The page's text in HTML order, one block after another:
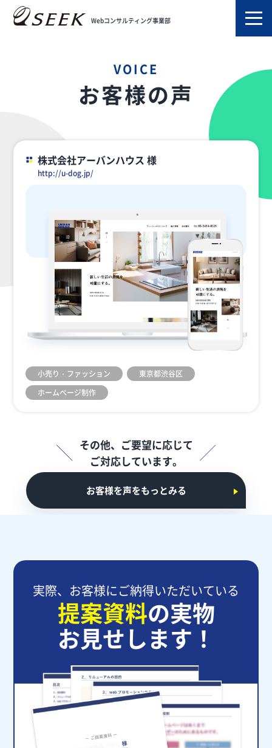
Webコンサルティング事業部
TOP
VOICE
お客様の声
株式会社アーバンハウス 様
http://u-dog.jp/
小売り・ファッション
東京都渋谷区
ホームぺージ制作
その他、ご要望に応じて
ご対応しています。
お客様を声をもっとみる
実際、お客様にご納得いただいている
提案資料の実物
お見せします！